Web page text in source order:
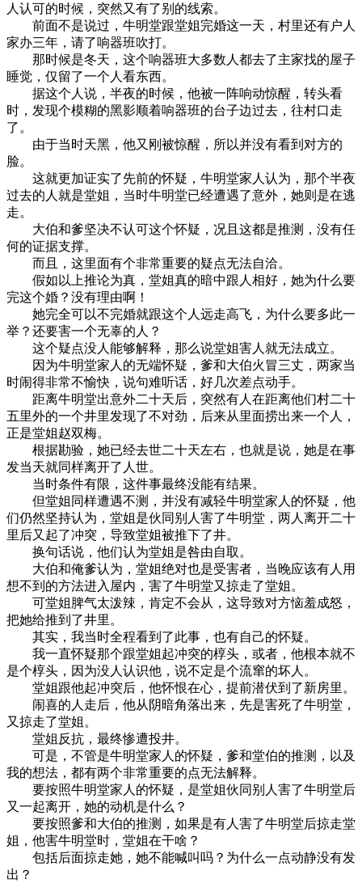
人认可的时候，突然又有了别的线索。
前面不是说过，牛明堂跟堂姐完婚这一天，村里还有户人
家办三年，请了响器班吹打。
那时候是冬天，这个响器班大多数人都去了主家找的屋子
睡觉，仅留了一个人看东西。
据这个人说，半夜的时候，他被一阵响动惊醒，转头看
时，发现个模糊的黑影顺着响器班的台子边过去，往村口走
了。
由于当时天黑，他又刚被惊醒，所以并没有看到对方的
脸。
这就更加证实了先前的怀疑，牛明堂家人认为，那个半夜
过去的人就是堂姐，当时牛明堂已经遭遇了意外，她则是在逃
走。
大伯和爹坚决不认可这个怀疑，况且这都是推测，没有任
何的证据支撑。
而且，这里面有个非常重要的疑点无法自洽。
假如以上推论为真，堂姐真的暗中跟人相好，她为什么要
完这个婚？没有理由啊！
她完全可以不完婚就跟这个人远走高飞，为什么要多此一
举？还要害一个无辜的人？
这个疑点没人能够解释，那么说堂姐害人就无法成立。
因为牛明堂家人的无端怀疑，爹和大伯火冒三丈，两家当
时闹得非常不愉快，说句难听话，好几次差点动手。
距离牛明堂出意外二十天后，突然有人在距离他们村二十
五里外的一个井里发现了不对劲，后来从里面捞出来一个人，
正是堂姐赵双梅。
根据勘验，她已经去世二十天左右，也就是说，她是在事
发当天就同样离开了人世。
当时条件有限，这件事最终没能有结果。
但堂姐同样遭遇不测，并没有减轻牛明堂家人的怀疑，他
们仍然坚持认为，堂姐是伙同别人害了牛明堂，两人离开二十
里后又起了冲突，导致堂姐被推下了井。
换句话说，他们认为堂姐是咎由自取。
大伯和俺爹认为，堂姐绝对也是受害者，当晚应该有人用
想不到的方法进入屋内，害了牛明堂又掠走了堂姐。
可堂姐脾气太泼辣，肯定不会从，这导致对方恼羞成怒，
把她给推到了井里。
其实，我当时全程看到了此事，也有自己的怀疑。
我一直怀疑那个跟堂姐起冲突的椁头，或者，他根本就不
是个椁头，因为没人认识他，说不定是个流窜的坏人。
堂姐跟他起冲突后，他怀恨在心，提前潜伏到了新房里。
闹喜的人走后，他从阴暗角落出来，先是害死了牛明堂，
又掠走了堂姐。
堂姐反抗，最终惨遭投井。
可是，不管是牛明堂家人的怀疑，爹和堂伯的推测，以及
我的想法，都有两个非常重要的点无法解释。
要按照牛明堂家人的怀疑，是堂姐伙同别人害了牛明堂后
又一起离开，她的动机是什么？
要按照爹和大伯的推测，如果是有人害了牛明堂后掠走堂
姐，他害牛明堂时，堂姐在干啥？
包括后面掠走她，她不能喊叫吗？为什么一点动静没有发
出？